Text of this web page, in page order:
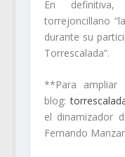
En
torrejoncillano
durante su
Torrescalada”.
**Para ampliar
blog:
el dinamizador
Fernando